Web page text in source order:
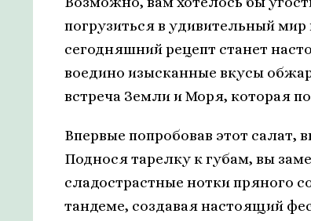
погрузиться в удивительный
сегодняшний рецепт станет
воедино изысканные вкусы
встреча Земли и Моря, которая
Впервые попробовав этот салат,
Поднося тарелку к губам, вы
сладострастные нотки пряного
тандеме, создавая настоящий